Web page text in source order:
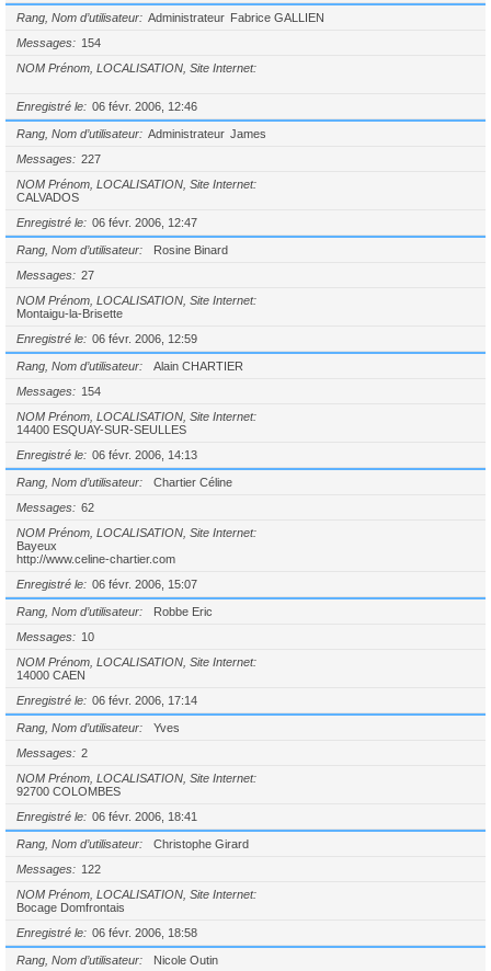
Rang, Nom d’utilisateur Administrateur Fabrice GALLIEN
Messages
154
NOM Prénom, LOCALISATION, Site Internet
Enregistré le 06 févr. 2006, 12:46
Rang, Nom d’utilisateur Administrateur James
Messages
227
NOM Prénom, LOCALISATION, Site Internet
CALVADOS
Enregistré le
06 févr. 2006, 12:47
Rang, Nom d’utilisateur
Rosine Binard
Messages
27
NOM Prénom, LOCALISATION, Site Internet
Montaigu-la-Brisette
Enregistré le
06 févr. 2006, 12:59
Rang, Nom d’utilisateur
Alain CHARTIER
Messages
154
NOM Prénom, LOCALISATION, Site Internet
14400 ESQUAY-SUR-SEULLES
Enregistré le
06 févr. 2006, 14:13
Rang, Nom d’utilisateur
Chartier Céline
Messages
62
NOM Prénom, LOCALISATION, Site Internet
Bayeux
http://www.celine-chartier.com
Enregistré le
06 févr. 2006, 15:07
Rang, Nom d’utilisateur
Robbe Eric
Messages
10
NOM Prénom, LOCALISATION, Site Internet
14000 CAEN
Enregistré le
06 févr. 2006, 17:14
Rang, Nom d’utilisateur
Yves
Messages
2
NOM Prénom, LOCALISATION, Site Internet
92700 COLOMBES
Enregistré le
06 févr. 2006, 18:41
Rang, Nom d’utilisateur
Christophe Girard
Messages
122
NOM Prénom, LOCALISATION, Site Internet
Bocage Domfrontais
Enregistré le
06 févr. 2006, 18:58
Rang, Nom d’utilisateur
Nicole Outin